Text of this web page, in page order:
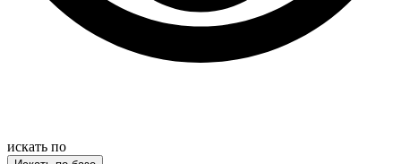
искать по